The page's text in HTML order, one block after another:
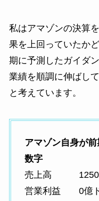
私はアマゾンの決算
果を上回っていたか
期に予測したガイダ
業績を順調に伸ばし
と考えています。
アマゾン自身が
数字
売上高 1250億
営業利益 0億ド